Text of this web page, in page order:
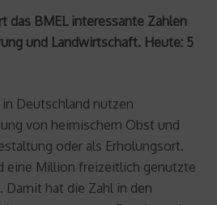
das BMEL interessante Zahlen
und Landwirtschaft. Heute: 5
Deutschland nutzen
von heimischem Obst und
oder als Erholungsort.
eine Million freizeitlich genutzte
Damit hat die Zahl in den